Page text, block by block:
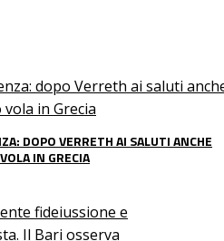
DOPO VERRETH AI SALUTI ANCHE
IN GRECIA